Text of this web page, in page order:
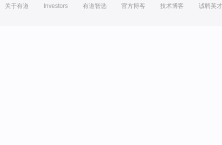
关于有道 Investors 有道智选 官方博客 技术博客 诚聘英才